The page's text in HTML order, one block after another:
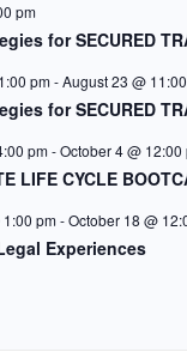
pm
for SECURED
pm-August 23 @
for SECURED
pm-October 4 @ 12:00
LIFE CYCLE
1:00 pm-October 18 @
Experiences